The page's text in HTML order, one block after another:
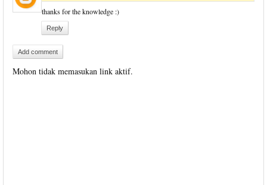
thanks for the knowledge :)
Reply
Add comment
Mohon tidak memasukan link aktif.